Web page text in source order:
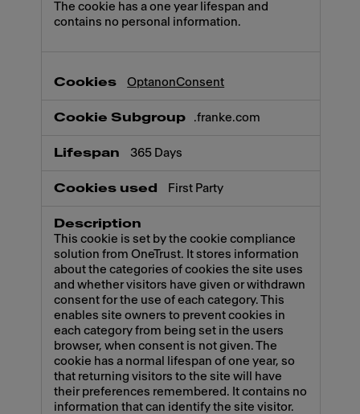
The cookie has a one year lifespan and
contains no personal information.
OptanonConsent
.franke.com
365 Days
First Party
This cookie is set by the cookie compliance
solution from OneTrust. It stores information
about the categories of cookies the site uses
and whether visitors have given or withdrawn
consent for the use of each category. This
enables site owners to prevent cookies in
each category from being set in the users
browser, when consent is not given. The
cookie has a normal lifespan of one year, so
that returning visitors to the site will have
their preferences remembered. It contains no
information that can identify the site visitor.